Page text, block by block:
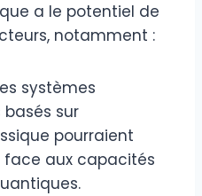
a le potentiel de
notamment :
systèmes
sur
pourraient
face aux capacités